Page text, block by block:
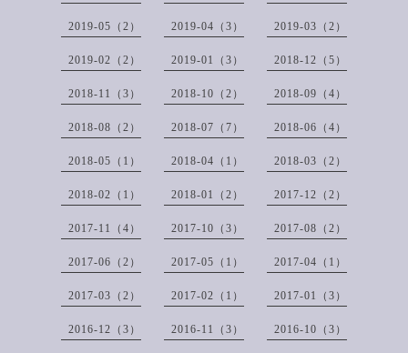
2019-05（2） 2019-04（3） 2019-03（2）
2019-02（2） 2019-01（3） 2018-12（5）
2018-11（3） 2018-10（2） 2018-09（4）
2018-08（2） 2018-07（7） 2018-06（4）
2018-05（1） 2018-04（1） 2018-03（2）
2018-02（1） 2018-01（2） 2017-12（2）
2017-11（4） 2017-10（3） 2017-08（2）
2017-06（2） 2017-05（1） 2017-04（1）
2017-03（2） 2017-02（1） 2017-01（3）
2016-12（3） 2016-11（3） 2016-10（3）